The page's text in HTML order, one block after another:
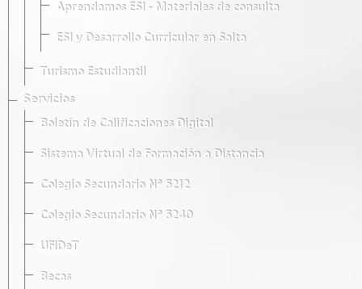
Aprendamos ESI - Materiales de consulta
ESI y Desarrollo Curricular en Salta
Turismo Estudiantil
Servicios
Boletín de Calificaciones Digital
Sistema Virtual de Formación a Distancia
Colegio Secundario Nº 5212
Colegio Secundario Nº 5240
UFIDeT
Becas